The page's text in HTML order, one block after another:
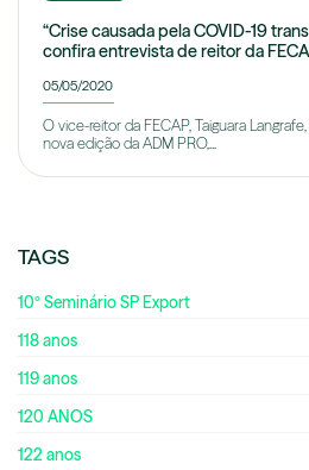
“Crise causada pela COVID-19
confira entrevista de reitor da
05/05/2020
O vice-reitor da FECAP, Taiguara
nova edição da ADM PRO,...
TAGS
10º Seminário SP Export
118 anos
119 anos
120 ANOS
122 anos